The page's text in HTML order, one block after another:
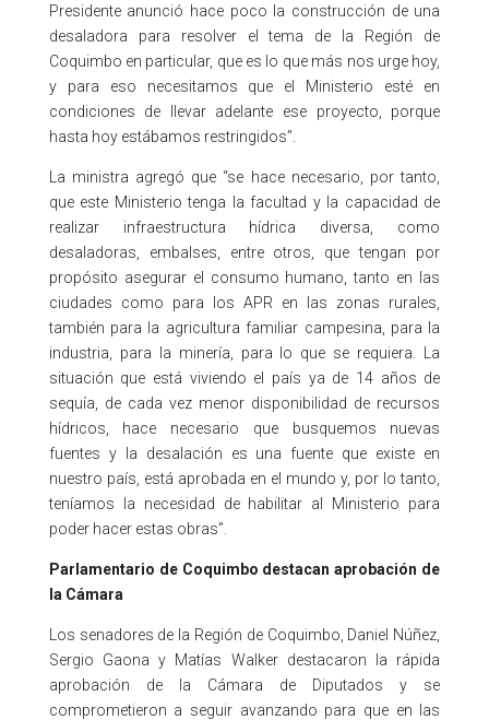
Presidente anunció hace poco la construcción de una
desaladora para resolver el tema de la Región de
Coquimbo en particular, que es lo que más nos urge hoy,
y para eso necesitamos que el Ministerio esté en
condiciones de llevar adelante ese proyecto, porque
hasta hoy estábamos restringidos”.
La ministra agregó que “se hace necesario, por tanto,
que este Ministerio tenga la facultad y la capacidad de
realizar infraestructura hídrica diversa, como
desaladoras, embalses, entre otros, que tengan por
propósito asegurar el consumo humano, tanto en las
ciudades como para los APR en las zonas rurales,
también para la agricultura familiar campesina, para la
industria, para la minería, para lo que se requiera. La
situación que está viviendo el país ya de 14 años de
sequía, de cada vez menor disponibilidad de recursos
hídricos, hace necesario que busquemos nuevas
fuentes y la desalación es una fuente que existe en
nuestro país, está aprobada en el mundo y, por lo tanto,
teníamos la necesidad de habilitar al Ministerio para
poder hacer estas obras”.
Parlamentario de Coquimbo destacan aprobación de
la Cámara
Los senadores de la Región de Coquimbo, Daniel Núñez,
Sergio Gaona y Matías Walker destacaron la rápida
aprobación de la Cámara de Diputados y se
comprometieron a seguir avanzando para que en las